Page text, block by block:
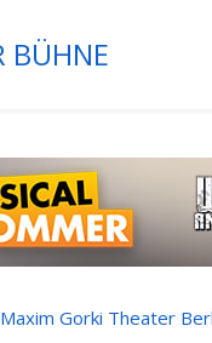
Maxim Gorki Theater